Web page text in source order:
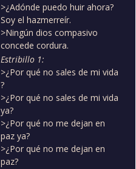
>¿Adónde puedo huir ahora?
Soy el hazmerreír.
>Ningún dios compasivo
concede cordura.
Estribillo 1:
>¿Por qué no sales de mi vida
?
>¿Por qué no sales de mi vida
ya?
>¿Por qué no me dejan en
paz ya?
>¿Por qué no me dejan en
paz?